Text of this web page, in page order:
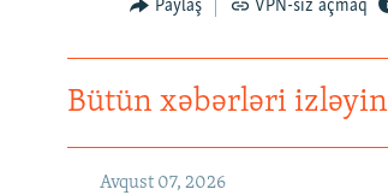
Paylaş VPN-siz açmaq
Bütün xəbərləri izləyin
Avqust 07, 2026